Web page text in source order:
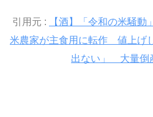
引用元 :
【酒】「令和の米騒
米農家が主食用に転作 値上げ
出ない」 大量倒